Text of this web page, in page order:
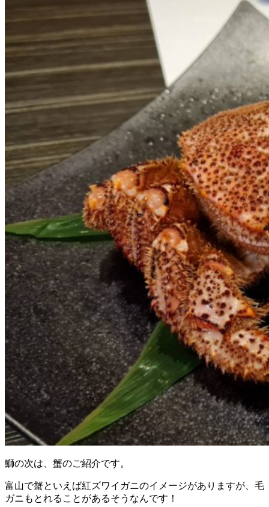
鰤の次は、蟹のご紹介です。
富山で蟹といえば紅ズワイガニのイメージがありますが、毛
ガニもとれることがあるそうなんです！